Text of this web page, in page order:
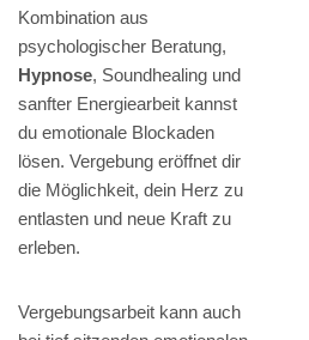
Kombination aus
psychologischer Beratung,
Hypnose, Soundhealing und
sanfter Energiearbeit kannst
du emotionale Blockaden
lösen. Vergebung eröffnet dir
die Möglichkeit, dein Herz zu
entlasten und neue Kraft zu
erleben.
Vergebungsarbeit kann auch